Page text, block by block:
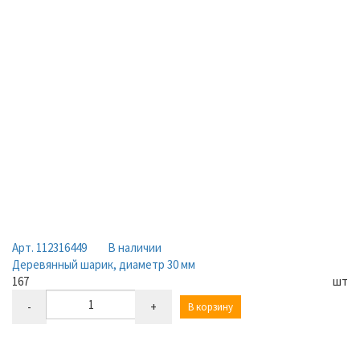
Арт. 112316449
В наличии
Деревянный шарик, диаметр 30 мм
167
шт
-
+ В корзину